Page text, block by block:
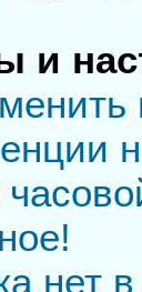
и
нет в